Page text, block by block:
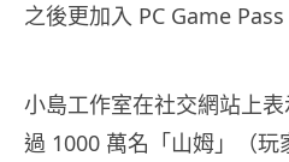
之後更加入 PC Game Pass
小島工作室在社交網站上
過 1000 萬名「山姆」（玩